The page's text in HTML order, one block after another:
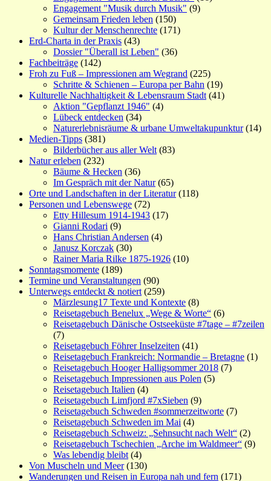
Engagement "Musik durch Musik" (9)
Gemeinsam Frieden leben (150)
Kultur der Menschenrechte (171)
Erd-Charta in der Praxis (43)
Dossier "Überall ist Leben" (36)
Fachbeiträge (142)
Froh zu Fuß – Impressionen am Wegrand (225)
Schritte & Schienen – Europa per Bahn (19)
Kulturelle Nachhaltigkeit & Lebensraum Stadt (41)
Aktion "Gepflanzt 1946" (4)
Lübeck entdecken (34)
Naturerlebnisräume & urbane Umweltakupunktur(14)
Medien-Tipps (381)
Bilderbücher aus aller Welt (83)
Natur erleben (232)
Bäume & Hecken (36)
Im Gespräch mit der Natur(65)
Orte und Landschaften in der Literatur(118)
Personen und Lebenswege (72)
Etty Hillesum 1914-1943 (17)
Gianni Rodari (9)
Hans Christian Andersen (4)
Janusz Korczak (30)
Rainer Maria Rilke 1875-1926 (10)
Sonntagsmomente (189)
Termine und Veranstaltungen (90)
Unterwegs entdeckt & notiert (259)
Märzlesung17 Texte und Kontexte (8)
Reisetagebuch Benelux „Wege & Worte“ (6)
Reisetagebuch Dänische Ostseeküste #7tage – #7zeilen
(7)
Reisetagebuch Föhrer Inselzeiten (41)
Reisetagebuch Frankreich: Normandie – Bretagne (1)
Reisetagebuch Hooger Halligsommer 2018 (7)
Reisetagebuch Impressionen aus Polen (5)
Reisetagebuch Italien (4)
Reisetagebuch Limfjord #7xSieben (9)
Reisetagebuch Schweden #sommerzeitworte (7)
Reisetagebuch Schweden im Mai (4)
Reisetagebuch Schweiz: „Sehnsucht nach Welt“ (2)
Reisetagebuch Tschechien „Arche im Waldmeer“ (9)
Was lebendig bleibt (4)
Von Muscheln und Meer(130)
Wanderungen und Reisen in Europa nah und fern (171)